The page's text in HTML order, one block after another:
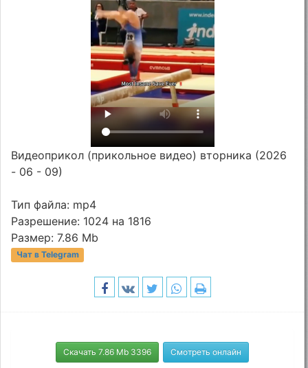
Видеоприкол (прикольное видео) вторника (2026
- 06 - 09)
Тип файла: mp4
Разрешение: 1024 на 1816
Размер: 7.86 Mb
Чат в Telegram
Скачать 7.86 Mb 3396 Смотреть онлайн